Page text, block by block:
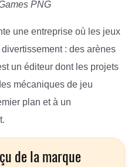
PNG
une entreprise où les jeux
: des arènes
un éditeur dont les projets
mécaniques de jeu
plan et à un
de la marque